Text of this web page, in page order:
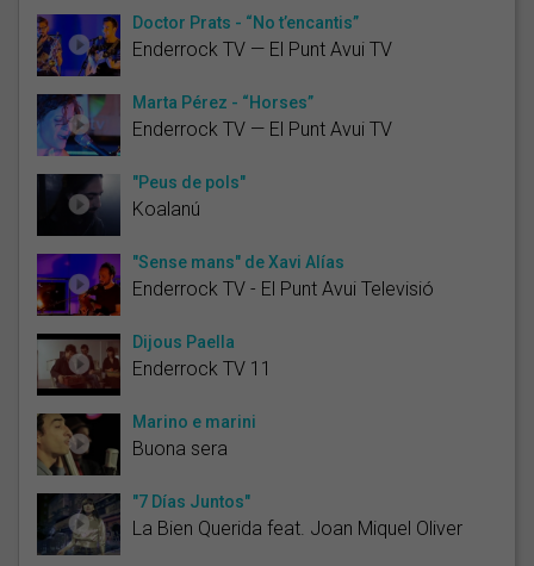
Doctor Prats - “No t’encantis”
Enderrock TV — El Punt Avui TV
Marta Pérez - “Horses”
Enderrock TV — El Punt Avui TV
"Peus de pols"
Koalanú
"Sense mans" de Xavi Alías
Enderrock TV - El Punt Avui Televisió
Dijous Paella
Enderrock TV 11
Marino e marini
Buona sera
"7 Días Juntos"
La Bien Querida feat. Joan Miquel Oliver